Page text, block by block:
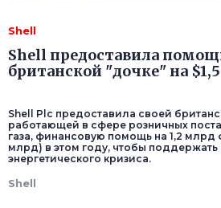
Shell
Shell предоставила
британской "дочке" на
Shell Plc предоставила своей
работающей в сфере розничных
газа, финансовую помощь на 1,2 млрд
млрд) в этом году, чтобы поддержать
энергетического кризиса.
Shell